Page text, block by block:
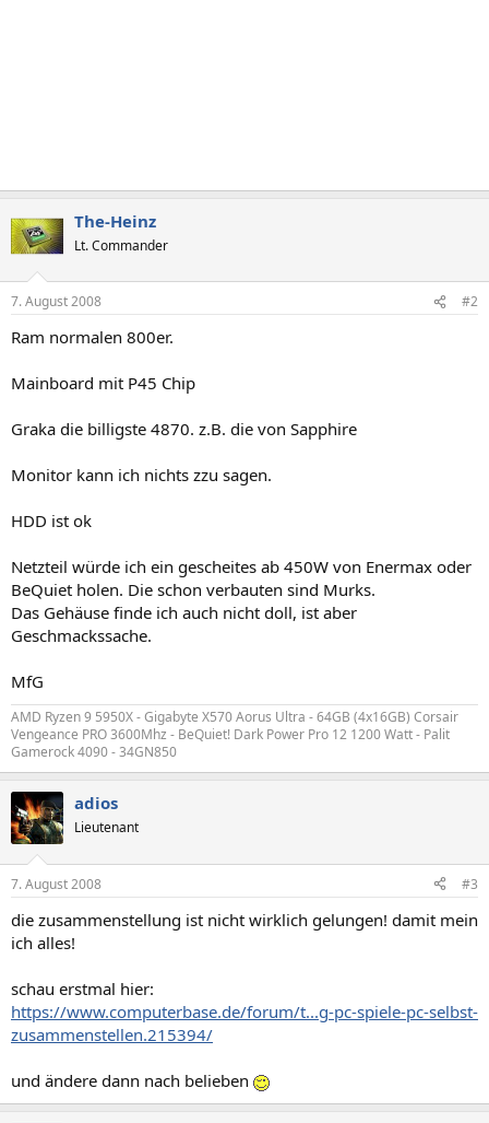
The-Heinz
Lt. Commander
7. August 2008 #2
Ram normalen 800er.
Mainboard mit P45 Chip
Graka die billigste 4870. z.B. die von Sapphire
Monitor kann ich nichts zzu sagen.
HDD ist ok
Netzteil würde ich ein gescheites ab 450W von Enermax oder
BeQuiet holen. Die schon verbauten sind Murks.
Das Gehäuse finde ich auch nicht doll, ist aber
Geschmackssache.
MfG
AMD Ryzen 9 5950X - Gigabyte X570 Aorus Ultra - 64GB (4x16GB) Corsair
Vengeance PRO 3600Mhz - BeQuiet! Dark Power Pro 12 1200 Watt - Palit
Gamerock 4090 - 34GN850
adios
Lieutenant
7. August 2008 #3
die zusammenstellung ist nicht wirklich gelungen! damit mein
ich alles!
schau erstmal hier:
https://www.computerbase.de/forum/t...g-pc-spiele-pc-selbst-
zusammenstellen.215394/
und ändere dann nach belieben